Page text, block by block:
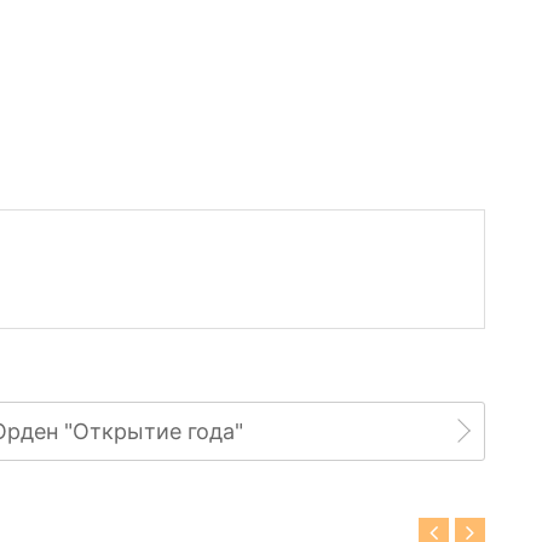
"Открытие года"